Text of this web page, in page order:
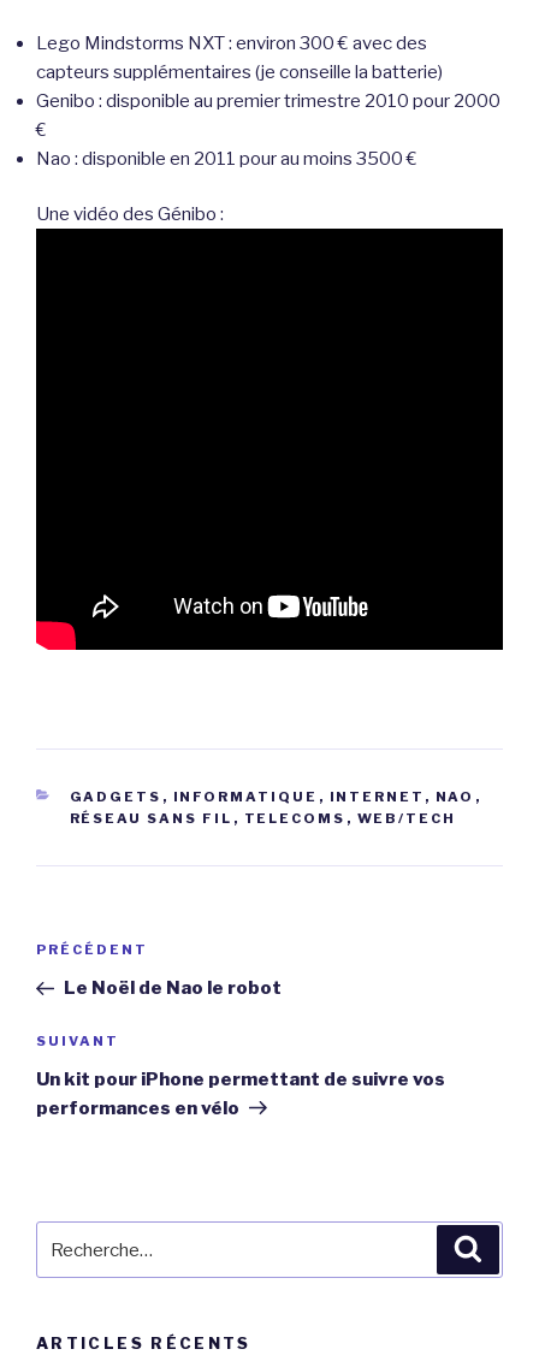
Lego Mindstorms NXT : environ 300 € avec des
capteurs supplémentaires (je conseille la batterie)
Genibo : disponible au premier trimestre 2010 pour 2000
€
Nao : disponible en 2011 pour au moins 3500 €
Une vidéo des Génibo :
CATÉGORIES
GADGETS , INFORMATIQUE , INTERNET , NAO ,
RÉSEAU SANS FIL , TELECOMS , WEB/TECH
Navigation
l’article
Article
précédent
PRÉCÉDENT
Le Noël de Nao le robot
Article
suivant
SUIVANT
Un kit pour iPhone permettant de suivre vos
performances en vélo
pour
ARTICLES RÉCENTS